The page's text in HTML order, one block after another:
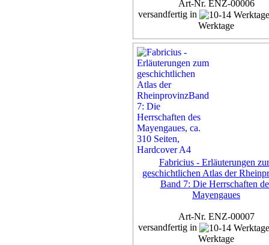
Art-Nr. ENZ-00006
versandfertig in
Werktage
50,00 €
inkl. 7% MwSt,
Details...
Fabricius - Erläuterungen
geschichtlichen Atlas der
Band 7: Die Herrschaften
Mayengaues
Art-Nr. ENZ-00007
versandfertig in
Werktage